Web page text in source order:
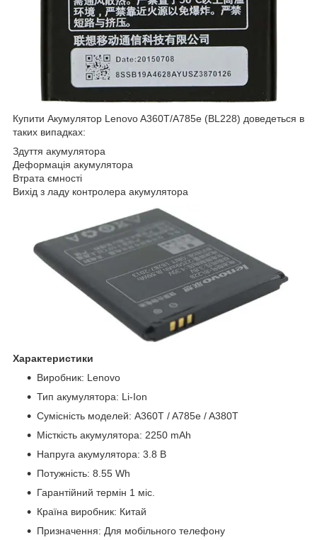
Купити Акумулятор Lenovo A360T/A785e (BL228) доведеться в
таких випадках:
Здуття акумулятора
Деформація акумулятора
Втрата ємності
Вихід з ладу контролера акумулятора
Характеристики
Виробник: Lenovo
Тип акумулятора: Li-Ion
Сумісність моделей: A360T / A785e / A380T
Місткість акумулятора: 2250 mAh
Напруга акумулятора: 3.8 В
Потужність: 8.55 Wh
Гарантійний термін 1 міс.
Країна виробник: Китай
Призначення: Для мобільного телефону